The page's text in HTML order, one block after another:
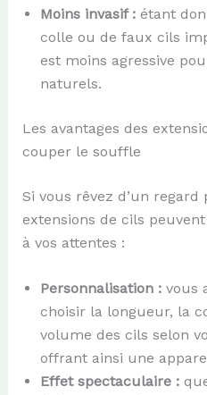
Moins invasif :étant
colle ou de faux cils
est moins agressive
naturels.
Les avantages des
couper le souffle
Si vous rêvez d’un
extensions de cils
à vos attentes :
Personnalisation :vous
choisir la longueur, la
volume des cils selon
offrant ainsi une
Effet spectaculaire :